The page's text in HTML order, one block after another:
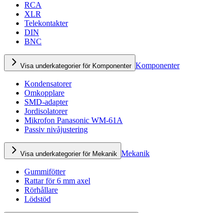
RCA
XLR
Telekontakter
DIN
BNC
Visa underkategorier för Komponenter Komponenter
Kondensatorer
Omkopplare
SMD-adapter
Jordisolatorer
Mikrofon Panasonic WM-61A
Passiv nivåjustering
Visa underkategorier för Mekanik Mekanik
Gummifötter
Rattar för 6 mm axel
Rörhållare
Lödstöd